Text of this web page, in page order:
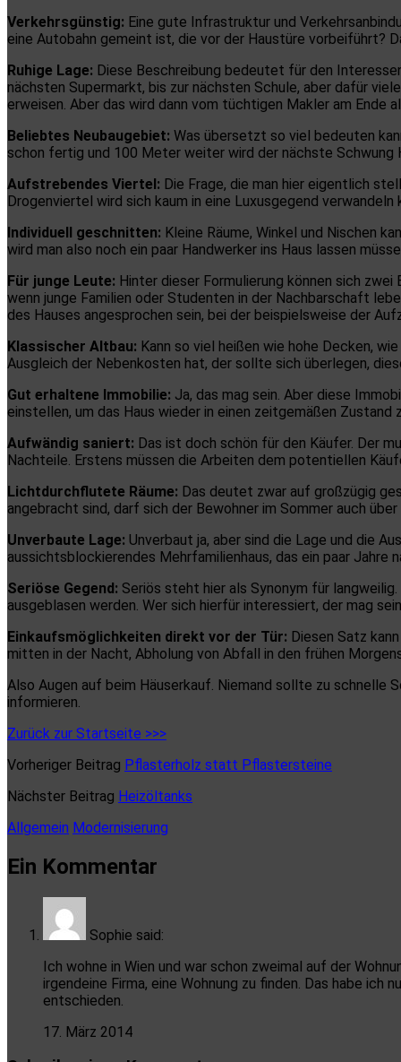
Verkehrsgünstig: Eine gute Infrastruktur und
eine Autobahn gemeint ist, die vor der Haustüre vorbeiführt?
Ruhige Lage: Diese Beschreibung bedeutet für den
nächsten Supermarkt, bis zur nächsten Schule, aber dafür
erweisen. Aber das wird dann vom tüchtigen Makler am Ende
Beliebtes Neubaugebiet: Was übersetzt so viel bedeuten
schon fertig und 100 Meter weiter wird der nächste Schwung
Aufstrebendes Viertel: Die Frage, die man hier eigentlich
Drogenviertel wird sich kaum in eine Luxusgegend
Individuell geschnitten: Kleine Räume, Winkel und Nischen
wird man also noch ein paar Handwerker ins Haus lassen
Für junge Leute: Hinter dieser Formulierung können sich
wenn junge Familien oder Studenten in der Nachbarschaft
des Hauses angesprochen sein, bei der beispielsweise der
Klassischer Altbau: Kann so viel heißen wie hohe Decken,
Ausgleich der Nebenkosten hat, der sollte sich überlegen,
Gut erhaltene Immobilie: Ja, das mag sein. Aber diese
einstellen, um das Haus wieder in einen zeitgemäßen Zustand
Aufwändig saniert: Das ist doch schön für den Käufer. Der
Nachteile. Erstens müssen die Arbeiten dem potentiellen
Lichtdurchflutete Räume: Das deutet zwar auf großzügig
angebracht sind, darf sich der Bewohner im Sommer auch
Unverbaute Lage: Unverbaut ja, aber sind die Lage und die
aussichtsblockierendes Mehrfamilienhaus, das ein paar Jahre
Seriöse Gegend: Seriös steht hier als Synonym für
ausgeblasen werden. Wer sich hierfür interessiert, der mag
Einkaufsmöglichkeiten direkt vor der Tür: Diesen Satz
mitten in der Nacht, Abholung von Abfall in den frühen
Also Augen auf beim Häuserkauf. Niemand sollte zu schnelle
informieren.
Zurück zur Startseite >>>
Vorheriger Beitrag Pflasterholz statt Pflastersteine
Nächster Beitrag Heizöltanks
Allgemein Modernisierung
Ein Kommentar
Sophie said:
Ich wohne in Wien und war schon zweimal auf der
irgendeine Firma, eine Wohnung zu finden. Das habe
entschieden.
17. März 2014